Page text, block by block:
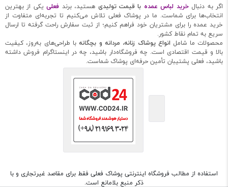
اگر به دنبالخرید لباس عمده با قیمت تولیدی هستید، برند فعلی یکی از بهترین
انتخاب‌ها برای شماست. ما در پوشاک فعلی تلاش می‌کنیم تا تجربه‌ای متفاوت از
خرید عمده را برای مشتریان خود فراهم کنیم؛ از ثبت سفارش راحت گرفته تا ارسال
سریع به تمام نقاط کشور.
محصولات ما شامل انواع پوشاک زنانه، مردانه و بچگانهبا طراحی‌های به‌روز، کیفیت
بالا و قیمت اقتصادی است. چه فروشگاه‌دار باشید، چه در اینستاگرام فروش داشته
باشید، فعلی پشتیبان تأمین حرفه‌ای پوشاک شماست.
استفاده از مطالب فروشگاه اینترنتی پوشاک فعلی فقط برای مقاصد غیرتجاری و با
ذکر منبع بلامانع است.